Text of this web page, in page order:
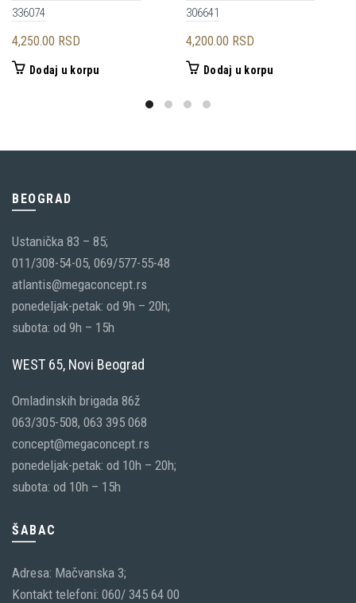
336074
4,250.00 RSD
Dodaj u korpu
306641
4,200.00 RSD
Dodaj u korpu
BEOGRAD
Ustanička 83 – 85;
011/308-54-05, 069/577-55-48
atlantis@megaconcept.rs
ponedeljak-petak: od 9h – 20h;
subota: od 9h – 15h
WEST 65, Novi Beograd
Omladinskih brigada 86ž
063/305-508, 063 395 068
concept@megaconcept.rs
ponedeljak-petak: od 10h – 20h;
subota: od 10h – 15h
ŠABAC
Adresa: Mačvanska 3;
Kontakt telefoni: 060/ 345 64 00